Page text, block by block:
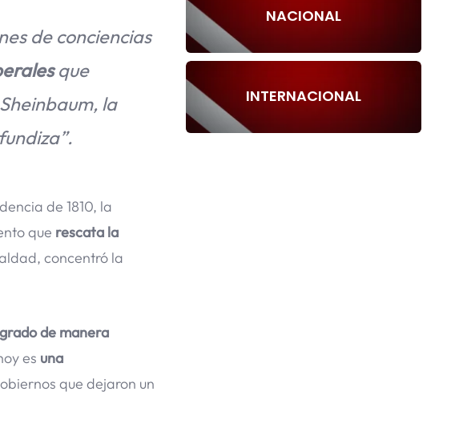
de conciencias
que
la
de 1810, la
que rescata la
concentró la
de manera
es una
que dejaron un
NACIONAL
INTERNACIONAL